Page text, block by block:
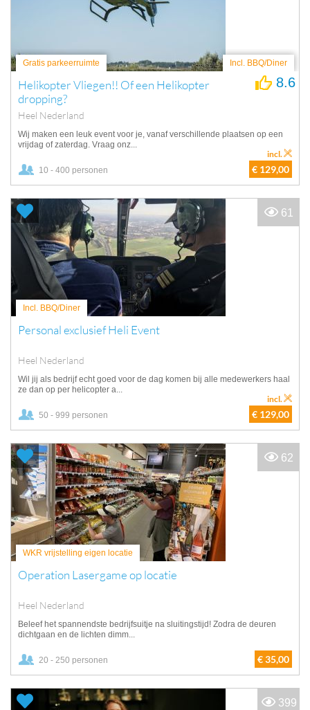
Gratis parkeerruimte Incl. BBQ/Diner
Helikopter Vliegen!! Of een Helikopter
dropping?
Heel Nederland
8.6
Wij maken een leuk event voor je, vanaf verschillende plaatsen op een
vrijdag of zaterdag. Vraag onz...
10 - 400 personen € 129,00
incl.
Incl. BBQ/Diner
Personal exclusief Heli Event
Heel Nederland
Wil jij als bedrijf echt goed voor de dag komen bij alle medewerkers haal
ze dan op per helicopter a...
50 - 999 personen € 129,00
incl.
61
WKR vrijstelling eigen locatie
Operation Lasergame op locatie
Heel Nederland
Beleef het spannendste bedrijfsuitje na sluitingstijd! Zodra de deuren
dichtgaan en de lichten dimm...
20 - 250 personen € 35,00
62
399